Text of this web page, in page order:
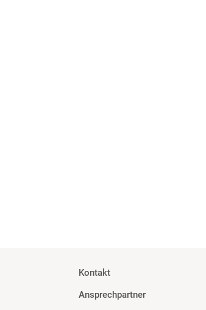
Kontakt
Ansprechpartner